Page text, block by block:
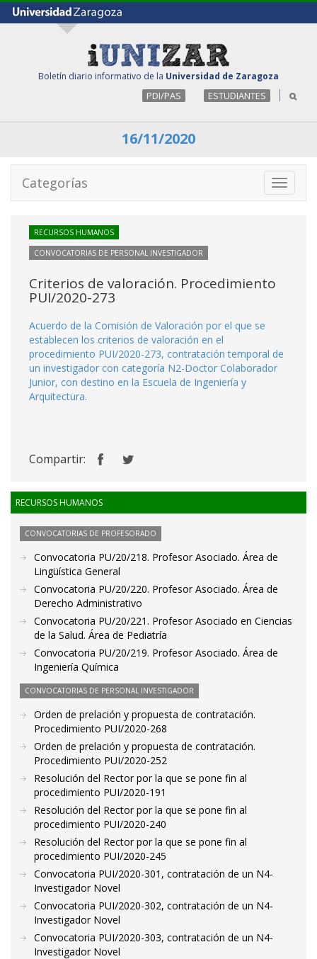
Boletín diario informativo de la Universidad de Zaragoza
PDI/PAS ESTUDIANTES
16/11/2020
Toggle
Categorías
RECURSOS HUMANOS
CONVOCATORIAS DE PERSONAL INVESTIGADOR
Criterios de valoración. Procedimiento
PUI/2020-273
Acuerdo de la Comisión de Valoración por el que se
establecen los criterios de valoración en el
procedimiento PUI/2020-273, contratación temporal de
un investigador con categoría N2-Doctor Colaborador
Junior, con destino en la Escuela de Ingeniería y
Arquitectura.
Compartir:
RECURSOS HUMANOS
CONVOCATORIAS DE PROFESORADO
Convocatoria PU/20/218. Profesor Asociado. Área de
Lingüística General
Convocatoria PU/20/220. Profesor Asociado. Área de
Derecho Administrativo
Convocatoria PU/20/221. Profesor Asociado en Ciencias
de la Salud. Área de Pediatría
Convocatoria PU/20/219. Profesor Asociado. Área de
Ingeniería Química
CONVOCATORIAS DE PERSONAL INVESTIGADOR
Orden de prelación y propuesta de contratación.
Procedimiento PUI/2020-268
Orden de prelación y propuesta de contratación.
Procedimiento PUI/2020-252
Resolución del Rector por la que se pone fin al
procedimiento PUI/2020-191
Resolución del Rector por la que se pone fin al
procedimiento PUI/2020-240
Resolución del Rector por la que se pone fin al
procedimiento PUI/2020-245
Convocatoria PUI/2020-301, contratación de un N4-
Investigador Novel
Convocatoria PUI/2020-302, contratación de un N4-
Investigador Novel
Convocatoria PUI/2020-303, contratación de un N4-
Investigador Novel